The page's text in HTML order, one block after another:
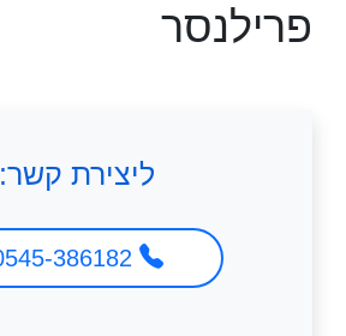
פרילנסר
ליצירת קשר: